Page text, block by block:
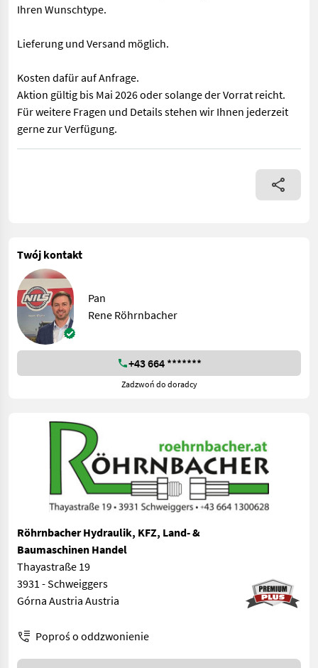
Ihren Wunschtype.
Lieferung und Versand möglich.
Kosten dafür auf Anfrage.
Aktion gültig bis Mai 2026 oder solange der Vorrat reicht.
Für weitere Fragen und Details stehen wir Ihnen jederzeit
gerne zur Verfügung.
Jetzt neu! Fliegl Kehrbesen »Luchs« 2500 mm / mit Stapler-
Twój kontakt
Pan
Rene Röhrnbacher
+43 664 *******
Zadzwoń do doradcy
Röhrnbacher Hydraulik, KFZ, Land- &
Baumaschinen Handel
Thayastraße 19
3931 - Schweiggers
Górna Austria Austria
Poproś o oddzwonienie